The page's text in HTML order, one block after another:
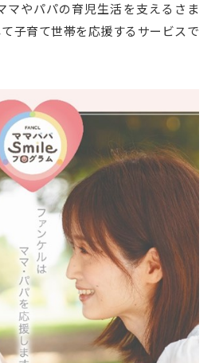
マやパパの育児生活を支えるさま
子育て世帯を応援するサービスで